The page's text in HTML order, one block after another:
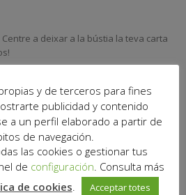
a deixar a la bústia la teva carta
y de terceros para fines
publicidad y contenido
a un perfil elaborado a partir de
de navegación.
las cookies o gestionar tus
de configuración. Consulta más
de cookies. Acceptar totes